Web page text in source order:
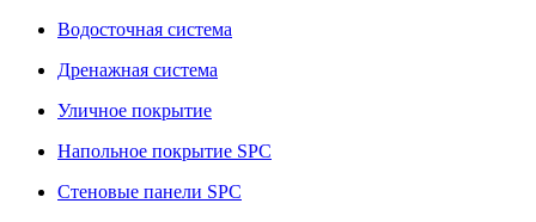
Водосточная система
Дренажная система
Уличное покрытие
Напольное покрытие SPC
Стеновые панели SPC